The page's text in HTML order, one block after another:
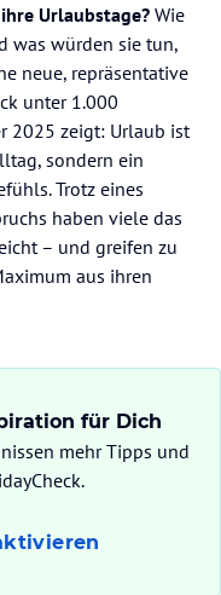
Urlaubstage? Wie
was würden sie tun,
neue, repräsentative
unter 1.000
2025 zeigt: Urlaub ist
sondern ein
Trotz eines
haben viele das
– und greifen zu
aus ihren
für Dich
mehr Tipps und